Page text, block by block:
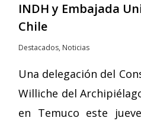
INDH y Embajada
Chile
Destacados, Noticias
Una delegación del
Williche del
en Temuco este